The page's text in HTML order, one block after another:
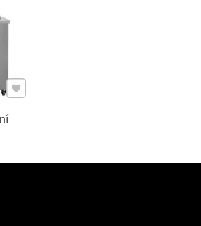
Přidat k Oblíbeným